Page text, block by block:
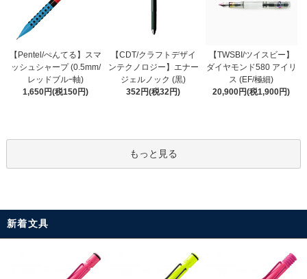
【Pentel/ぺんてる】スマ
ッシュシャープ (0.5mm/
レッドブルｰ軸)
1,650円(税150円)
【CDT/クラフトデザイ
ンテクノロジー】エナー
ジェルノック (黒)
352円(税32円)
【TWSBI/ツイスビー】
ダイヤモンド580 アイリ
ス (EF/極細)
20,900円(税1,900円)
もっと見る
新着文具